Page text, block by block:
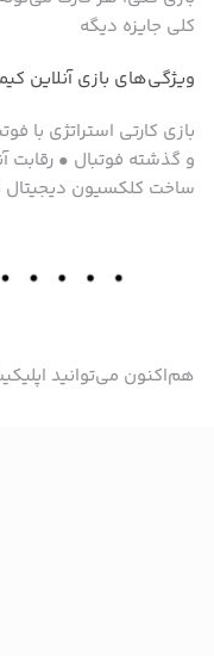
کلی جایزه دیگه
ویژگی‌های بازی آنلاین
و گذشته فوتبال • رقابت
ساخت کلکسیون دیجیتال
هم‌اکنون می‌توانید